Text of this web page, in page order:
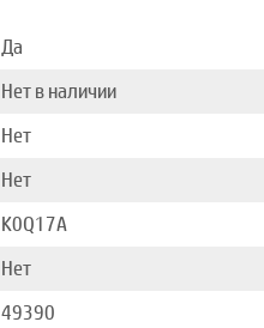
Да
Нет в наличии
Нет
Нет
K0Q17A
Нет
49390